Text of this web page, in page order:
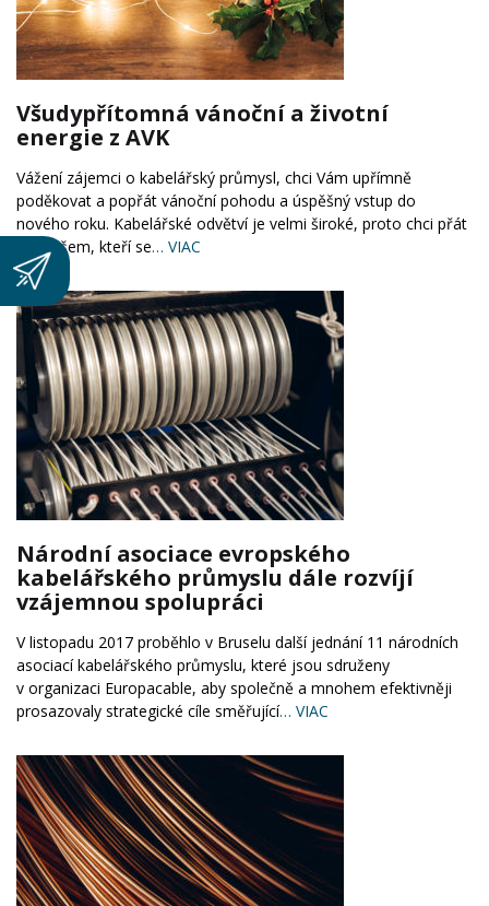
Všudypřítomná vánoční a životní
energie z AVK
Vážení zájemci o kabelářský průmysl, chci Vám upřímně
poděkovat a popřát vánoční pohodu a úspěšný vstup do
nového roku. Kabelářské odvětví je velmi široké, proto chci přát
Vám všem, kteří se… VIAC
Národní asociace evropského
kabelářského průmyslu dále rozvíjí
vzájemnou spolupráci
V listopadu 2017 proběhlo v Bruselu další jednání 11 národních
asociací kabelářského průmyslu, které jsou sdruženy
v organizaci Europacable, aby společně a mnohem efektivněji
prosazovaly strategické cíle směřující… VIAC